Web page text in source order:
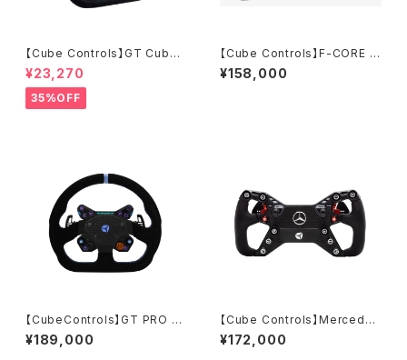
【Cube Controls】GT Cube
Sport Rim V2 Compatible
¥23,270
35%OFF
【Cube Controls】F-CORE E
VO Formula Blue／4パドル仕
様
¥158,000
【CubeControls】GT PRO V2
SPORT GT SIM Steering W
heel 2パドル / USB & Wifi ty
¥189,000
【Cube Controls】Mercedes
-AMG GT EDITION SIM Wh
eel／USB Q-conn＆Wireles
¥172,000